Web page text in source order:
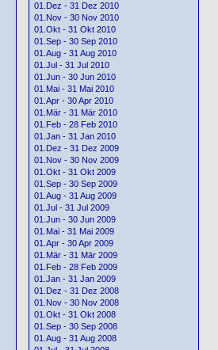
01.Dez - 31 Dez 2010
01.Nov - 30 Nov 2010
01.Okt - 31 Okt 2010
01.Sep - 30 Sep 2010
01.Aug - 31 Aug 2010
01.Jul - 31 Jul 2010
01.Jun - 30 Jun 2010
01.Mai - 31 Mai 2010
01.Apr - 30 Apr 2010
01.Mär - 31 Mär 2010
01.Feb - 28 Feb 2010
01.Jan - 31 Jan 2010
01.Dez - 31 Dez 2009
01.Nov - 30 Nov 2009
01.Okt - 31 Okt 2009
01.Sep - 30 Sep 2009
01.Aug - 31 Aug 2009
01.Jul - 31 Jul 2009
01.Jun - 30 Jun 2009
01.Mai - 31 Mai 2009
01.Apr - 30 Apr 2009
01.Mär - 31 Mär 2009
01.Feb - 28 Feb 2009
01.Jan - 31 Jan 2009
01.Dez - 31 Dez 2008
01.Nov - 30 Nov 2008
01.Okt - 31 Okt 2008
01.Sep - 30 Sep 2008
01.Aug - 31 Aug 2008